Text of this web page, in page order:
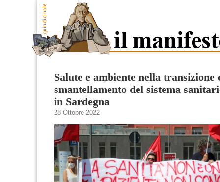
Salute e ambiente nella transizione
smantellamento del sistema
in Sardegna
28 Ottobre 2022